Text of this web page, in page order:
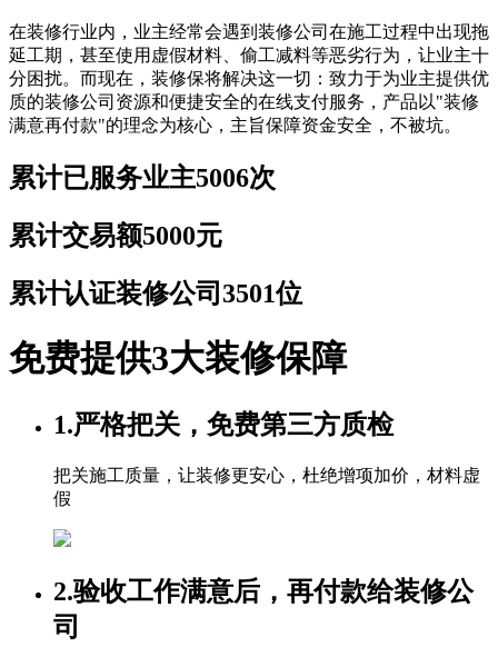
在装修行业内，业主经常会遇到装修公司在施工过程中出现拖
延工期，甚至使用虚假材料、偷工减料等恶劣行为，让业主十
分困扰。而现在，装修保将解决这一切：致力于为业主提供优
质的装修公司资源和便捷安全的在线支付服务，产品以"装修
满意再付款"的理念为核心，主旨保障资金安全，不被坑。
累计已服务业主5006次
累计交易额5000元
累计认证装修公司 3501位
免费提供3大装修保障
1.严格把关，免费第三方质检
把关施工质量，让装修更安心，杜绝增项加价，材料虚
假
2.验收工作满意后，再付款给装修公
司